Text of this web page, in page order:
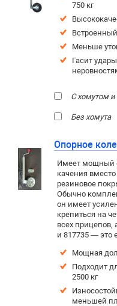
750 кг
Меньше
Гасит
С хомутом
Без хомута
Опорное
Имеет мощный
качения
резиновое
Обычно
он имеет
крепиться на
всех прицепов,
и 817735 — это
Мощная
Подходит
2500 кг
меньшей